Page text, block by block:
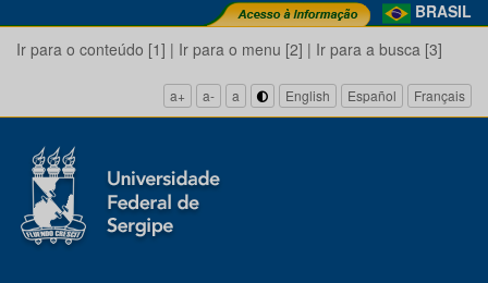
BRASIL
Ir para o conteúdo [1] | Ir para o menu [2] | Ir para a busca [3]
a+ a- a English Español Français